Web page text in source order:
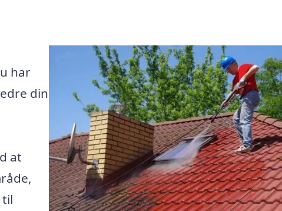
har
din
at